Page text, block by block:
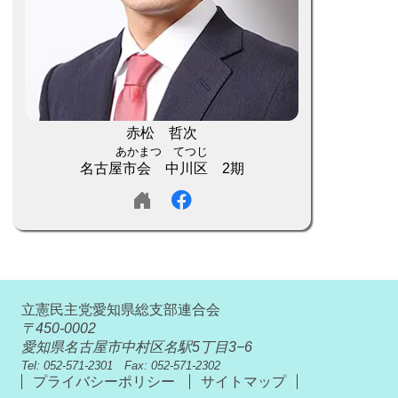
赤松 哲次
あかまつ てつじ
名古屋市会 中川区 2期
立憲民主党愛知県総支部連合会
〒450-0002
愛知県名古屋市中村区名駅5丁目3−6
Tel: 052-571-2301 Fax: 052-571-2302
プライバシーポリシー サイトマップ